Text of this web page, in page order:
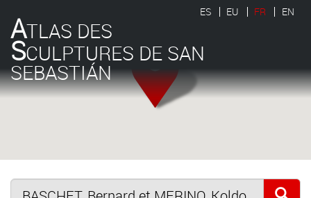
ATLAS DES
SCULPTURES DE SAN
SEBASTIÁN
ES EU FR EN